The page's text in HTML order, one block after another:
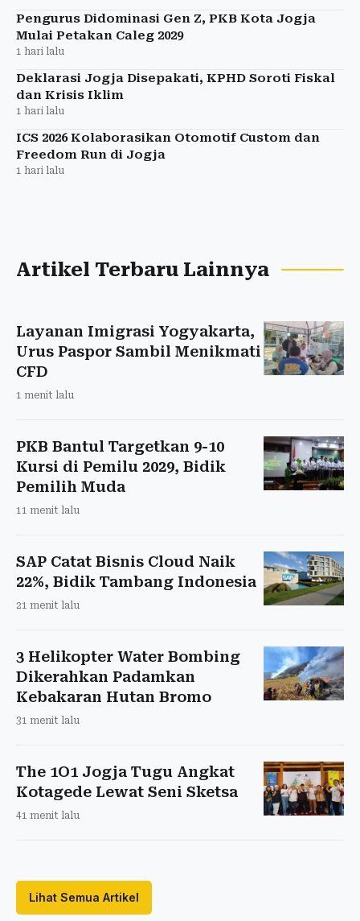
Pengurus Didominasi Gen Z, PKB Kota Jogja
Mulai Petakan Caleg 2029
1 hari lalu
Deklarasi Jogja Disepakati, KPHD Soroti Fiskal
dan Krisis Iklim
1 hari lalu
ICS 2026 Kolaborasikan Otomotif Custom dan
Freedom Run di Jogja
1 hari lalu
Artikel Terbaru Lainnya
Layanan Imigrasi Yogyakarta,
Urus Paspor Sambil Menikmati
CFD
1 menit lalu
PKB Bantul Targetkan 9-10
Kursi di Pemilu 2029, Bidik
Pemilih Muda
11 menit lalu
SAP Catat Bisnis Cloud Naik
22%, Bidik Tambang Indonesia
21 menit lalu
3 Helikopter Water Bombing
Dikerahkan Padamkan
Kebakaran Hutan Bromo
31 menit lalu
The 1O1 Jogja Tugu Angkat
Kotagede Lewat Seni Sketsa
41 menit lalu
Lihat Semua Artikel